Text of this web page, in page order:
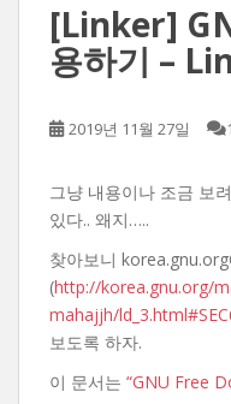
[Linker]
용하기 –
2019년 11월 27일
그냥 내용이나 조금 보
있다.. 왜지…..
찾아보니
(http://korea.gnu.org/
mahajjh/
보도록 하자.
이 문서는 “GNU Free